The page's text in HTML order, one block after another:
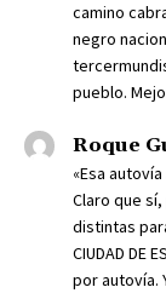
camino
negro
pueblo.
Roque
«Esa
Claro que
distintas
CIUDAD DE
por autovía.